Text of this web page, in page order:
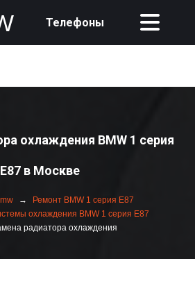
Телефоны
охлаждения BMW 1 серия
E87 в Москве
Ремонт BMW 1 серия E87
охлаждения BMW 1 серия E87
радиатора охлаждения